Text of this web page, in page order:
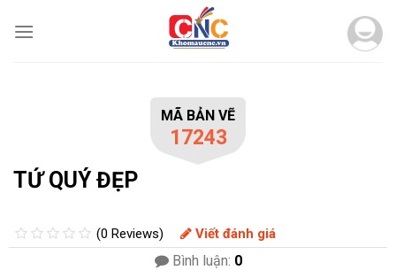
MÃ BẢN VẼ
17243
TỨ QUÝ ĐẸP
(0 Reviews) Viết đánh giá
Bình luận: 0